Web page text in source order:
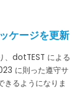
ケージを更新
、dotTEST による
に則った遵守サ
きるようになりま